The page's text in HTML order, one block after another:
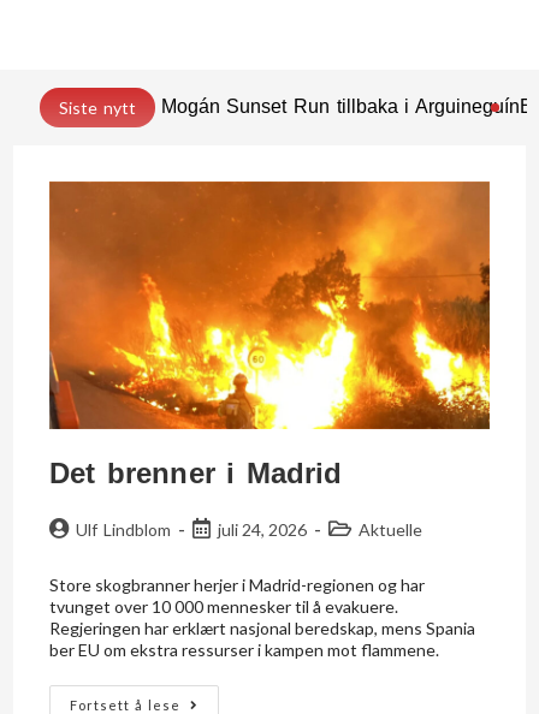
Siste nytt Mogán Sunset Run tillbaka i Arguineguín
Det brenner i Madrid
Ulf Lindblom juli 24, 2026 Aktuelle
Store skogbranner herjer i Madrid-regionen og har
tvunget over 10 000 mennesker til å evakuere.
Regjeringen har erklært nasjonal beredskap, mens Spania
ber EU om ekstra ressurser i kampen mot flammene.
Fortsett å lese